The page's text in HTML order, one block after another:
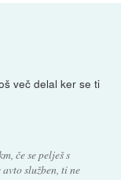
več delal ker se ti
če se pelješ s
služben, ti ne